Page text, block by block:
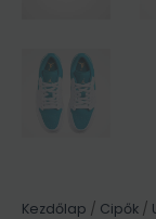
Kezdőlap / Cipők /